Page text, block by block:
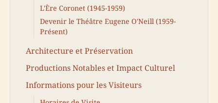
L'Ère Coronet (1945-1959)
Devenir le Théâtre Eugene O'Neill (1959-
Présent)
Architecture et Préservation
Productions Notables et Impact Culturel
Informations pour les Visiteurs